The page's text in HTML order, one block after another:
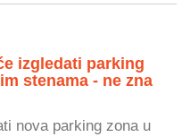
izgledati parking
stenama - ne zna
nova parking zona u